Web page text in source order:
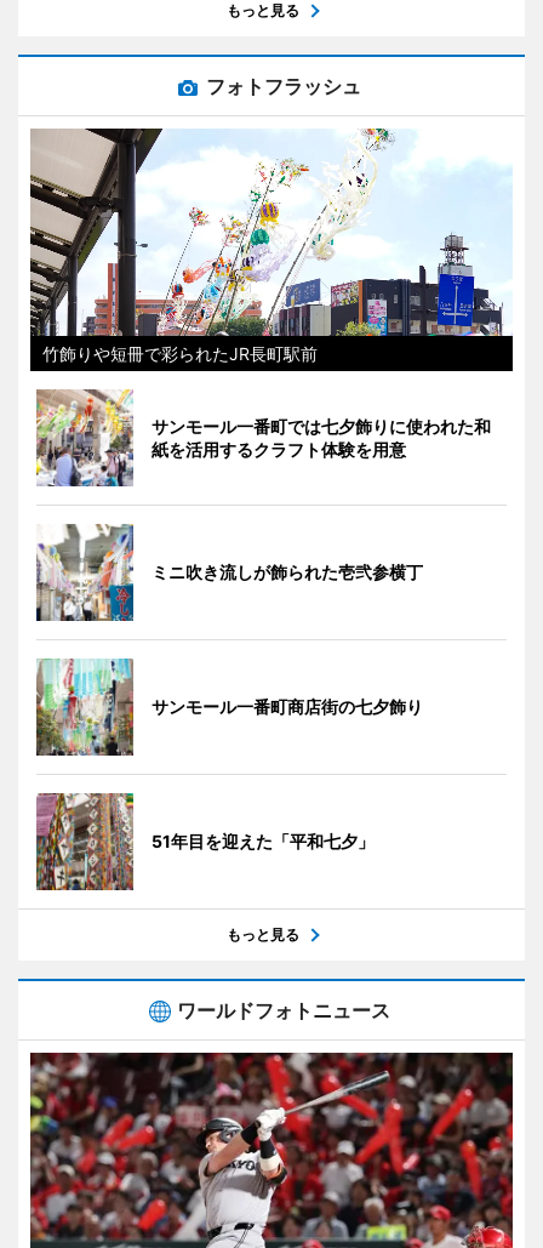
もっと見る
フォトフラッシュ
竹飾りや短冊で彩られたJR長町駅前
サンモール一番町では七夕飾りに使われた和
紙を活用するクラフト体験を用意
ミニ吹き流しが飾られた壱弐参横丁
サンモール一番町商店街の七夕飾り
51年目を迎えた「平和七夕」
もっと見る
ワールドフォトニュース